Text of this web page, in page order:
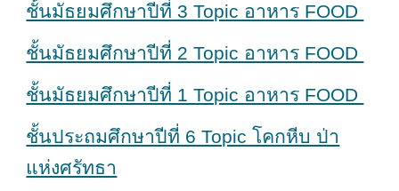
ชั้นมัธยมศึกษาปีที่ 3 Topic อาหาร FOOD
ชั้นมัธยมศึกษาปีที่ 2 Topic อาหาร FOOD
ชั้นมัธยมศึกษาปีที่ 1 Topic อาหาร FOOD
ชั้นประถมศึกษาปีที่ 6 Topic โคกหีบ ป่า
แห่งศรัทธา